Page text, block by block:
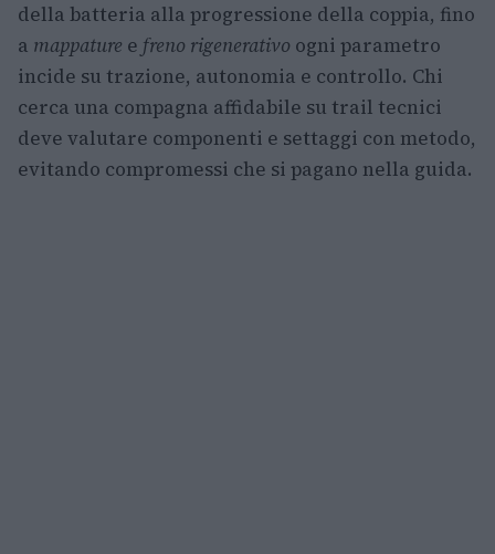
della batteria alla progressione della coppia, fino
a mappature e freno rigenerativo ogni parametro
incide su trazione, autonomia e controllo. Chi
cerca una compagna affidabile su trail tecnici
deve valutare componenti e settaggi con metodo,
evitando compromessi che si pagano nella guida.